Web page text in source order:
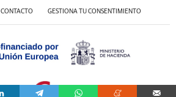
CONTACTO GESTIONA TU CONSENTIMIENTO